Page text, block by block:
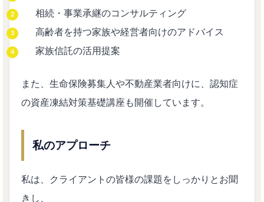
相続・事業承継のコンサルティング
高齢者を持つ家族や経営者向けのアドバイス
家族信託の活用提案
また、生命保険募集人や不動産業者向けに、認知症
の資産凍結対策基礎講座も開催しています。
私のアプローチ
私は、クライアントの皆様の課題をしっかりとお聞
きし、